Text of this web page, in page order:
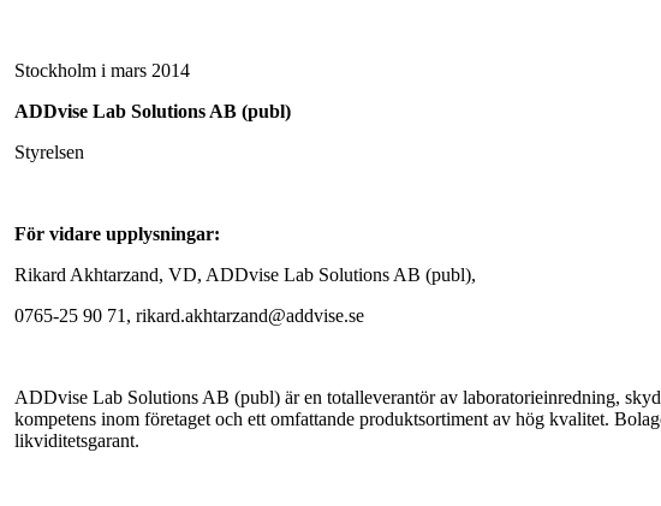
Stockholm i mars 2014
ADDvise Lab Solutions AB (publ)
Styrelsen
För vidare upplysningar:
Rikard Akhtarzand, VD, ADDvise Lab Solutions AB (publ),
0765-25 90 71, rikard.akhtarzand@addvise.se
ADDvise Lab Solutions AB (publ) är en totalleverantör av laboratorieinredning,
kompetens inom företaget och ett omfattande produktsortiment av hög kvalitet.
likviditetsgarant.